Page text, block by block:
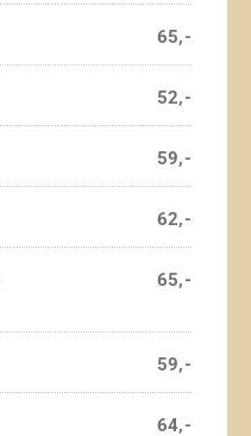
65,-
52,-
59,-
62,-
65,-
59,-
64,-